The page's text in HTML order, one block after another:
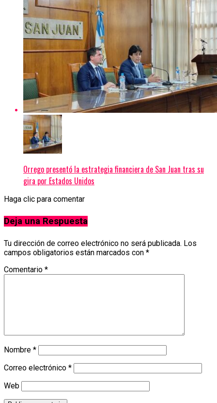
Orrego presentó la estrategia financiera de San Juan tras su
gira por Estados Unidos
Haga clic para comentar
Deja una Respuesta
Tu dirección de correo electrónico no será publicada. Los
campos obligatorios están marcados con *
Comentario *
Nombre *
Correo electrónico *
Web